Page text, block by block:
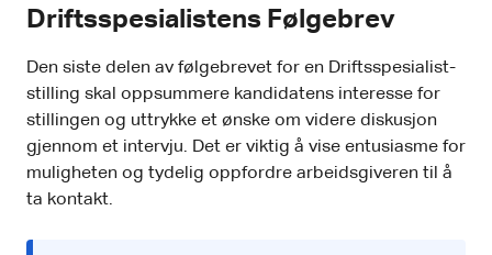
Driftsspesialistens Følgebrev
Den siste delen av følgebrevet for en Driftsspesialist-
stilling skal oppsummere kandidatens interesse for
stillingen og uttrykke et ønske om videre diskusjon
gjennom et intervju. Det er viktig å vise entusiasme for
muligheten og tydelig oppfordre arbeidsgiveren til å
ta kontakt.